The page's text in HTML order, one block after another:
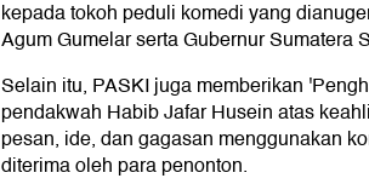
kepada tokoh peduli komedi yang
Agum Gumelar serta Gubernur Sumatera
Selain itu, PASKI juga memberikan
pendakwah Habib Jafar Husein atas
pesan, ide, dan gagasan menggunakan
diterima oleh para penonton.